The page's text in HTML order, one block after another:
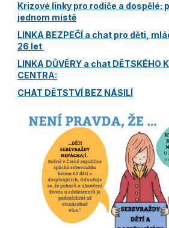
Krizové linky pro rodiče a dospělé:
jednom místě
LINKA BEZPEČÍ a chat pro děti,
26 let
LINKA DŮVĚRY a chat DĚTSKÉHO
CENTRA:
CHAT DĚTSTVÍ BEZ NÁSILÍ